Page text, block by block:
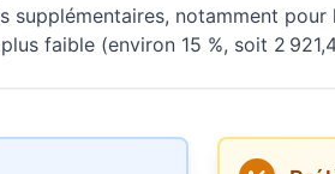
notamment
faible (environ 15 %, soit 2